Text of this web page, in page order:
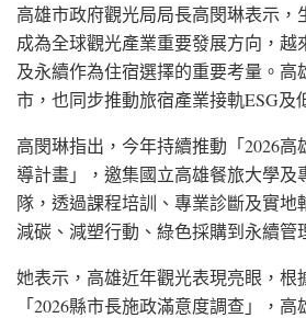
高雄市政府觀光局局長高閔琳表示，
成為全球觀光產業重要發展方向，越
及永續作為住宿選擇的重要考量。高
市，也同步推動旅宿產業接軌ESG及
高閔琳指出，今年持續推動「2026
導計畫」，邀集國立高雄餐旅大學及
隊，透過課程培訓、專業診斷及實地
減碳、減塑行動、綠色採購到永續管
她表示，高雄近年觀光表現亮眼，根
「2026縣市長施政滿意度調查」，